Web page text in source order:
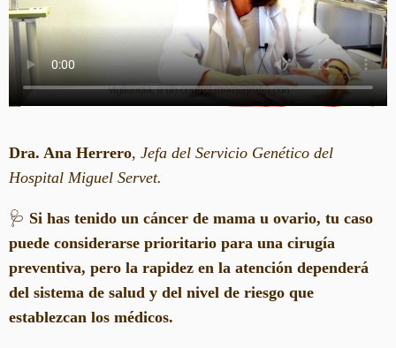
Dra. Ana Herrero, Jefa del Servicio Genético del
Hospital Miguel Servet.
🩺 Si has tenido un cáncer de mama u ovario, tu caso
puede considerarse prioritario para una cirugía
preventiva, pero la rapidez en la atención dependerá
del sistema de salud y del nivel de riesgo que
establezcan los médicos.